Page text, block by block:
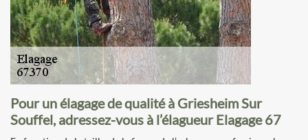
Pour un élagage de qualité à Griesheim Sur
Souffel, adressez-vous à l’élagueur Elagage 67